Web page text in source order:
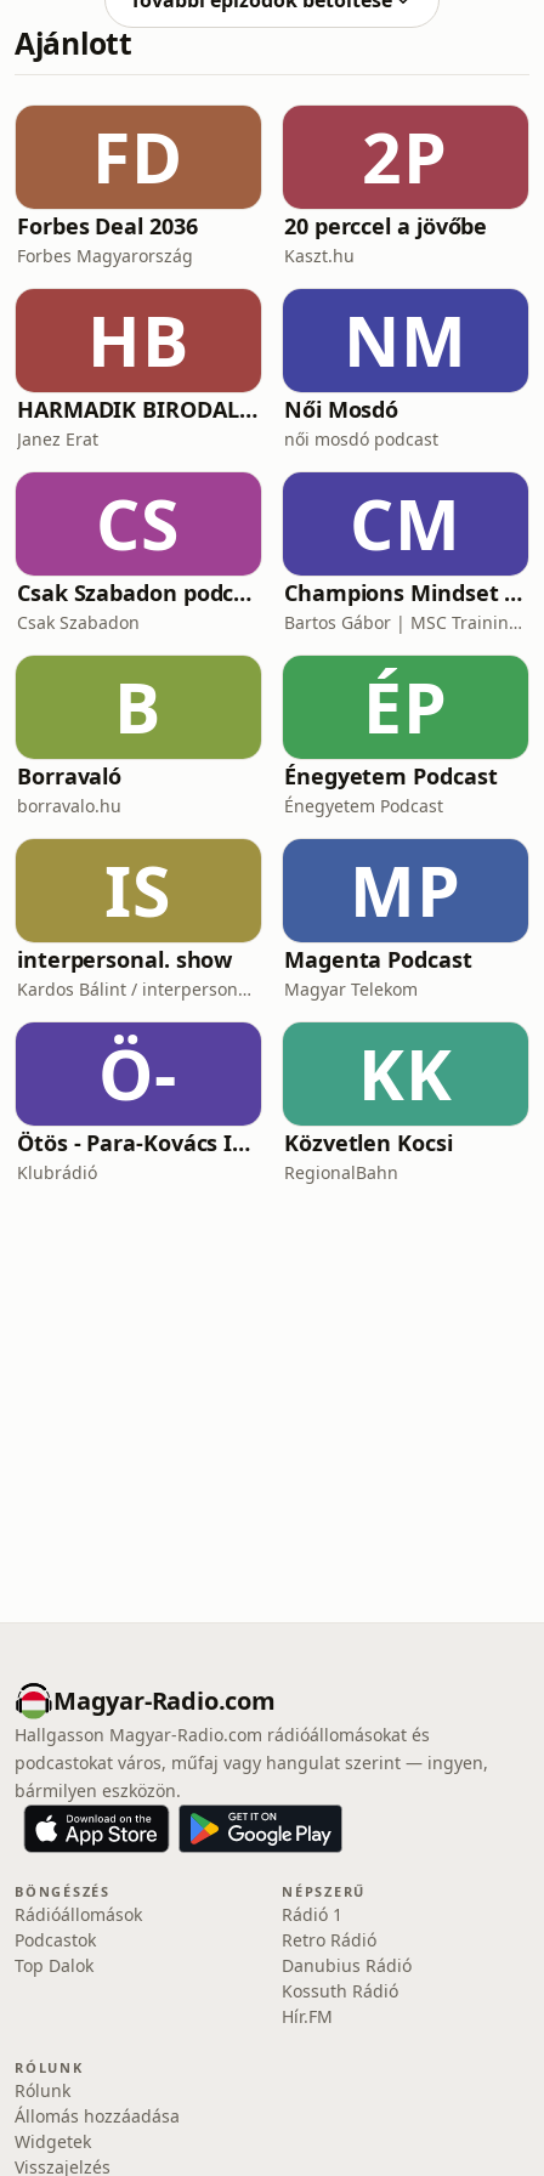
ér véget a D-napon, és hosszú és
hihetetlen sztorikat tartogató folyamat
volt, amíg innen elértünk a második
duplarészünk második epizódjához!
Együttműködés:
www.betonenetwork.hu Learn more
Ajánlott
FD
Forbes Deal 2036
Forbes Magyarország
2P
20 perccel a jövőbe
Kaszt.hu
HB
HARMADIK BIRODALOM – a nemzetiszocializmus története
Janez Erat
NM
Női Mosdó
női mosdó podcast
CS
Csak Szabadon podcast
Csak Szabadon
CM
Champions Mindset Podcast
Bartos Gábor | MSC Training Group
B
Borravaló
borravalo.hu
ÉP
Énegyetem Podcast
Énegyetem Podcast
IS
interpersonal. show
Kardos Bálint / interpersonal.host
MP
Magenta Podcast
Magyar Telekom
Ö-
Ötös - Para-Kovács Imrével
Klubrádió
KK
Közvetlen Kocsi
RegionalBahn
Magyar-Radio.com
Hallgasson Magyar-Radio.com rádióállomásokat és
podcastokat város, műfaj vagy hangulat szerint — ingyen,
bármilyen eszközön.
BÖNGÉSZÉS
Rádióállomások
Podcastok
Top Dalok
NÉPSZERŰ
Rádió 1
Retro Rádió
Danubius Rádió
Kossuth Rádió
Hír.FM
RÓLUNK
Rólunk
Állomás hozzáadása
Widgetek
Visszajelzés